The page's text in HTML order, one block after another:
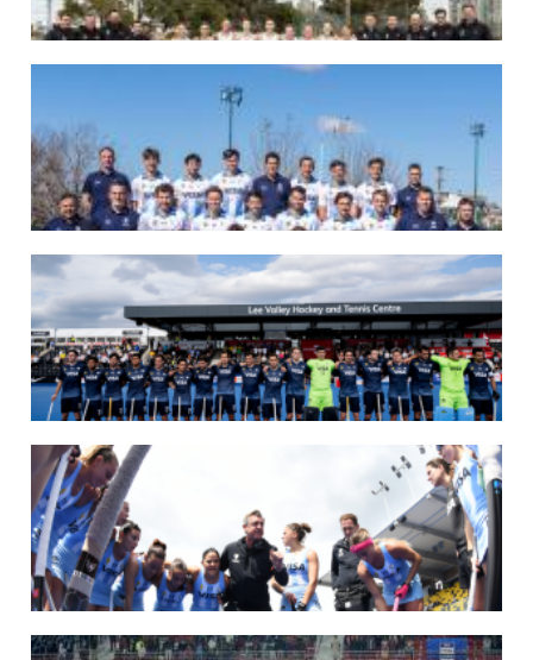
07/08/2026
LAS LEONAS LISTAS PARA DISPUTAR EL MUNDIAL 2026
Del 15 al 30 de agosto, el seleccionado argentino femenino de hockey disputará
la Copa del Mundo en Países Bajos y Bélgica. El debut será ante Estados Unidos.
LEER MÁS
07/08/2026
LOS LEONES LISTOS PARA DISPUTAR EL MUNDIAL 2026
Del 15 al 30 de agosto, el seleccionado argentino masculino de hockey disputará
la Copa del Mundo en Países Bajos y Bélgica. El debut será ante Japón.
14/07/2026
MUNDIAL 2026: LOS LEONES CONVOCADOS POR LUCAS REY
Del 15 al 30 de agosto disputarán el Mundial en Países Bajos y Bélgica.
LEER MÁS
09/07/2026
MUNDIAL 2026: LAS LEONAS CONVOCADAS POR FERNANDO F...